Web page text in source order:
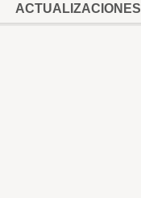
ACTUALIZACIONES